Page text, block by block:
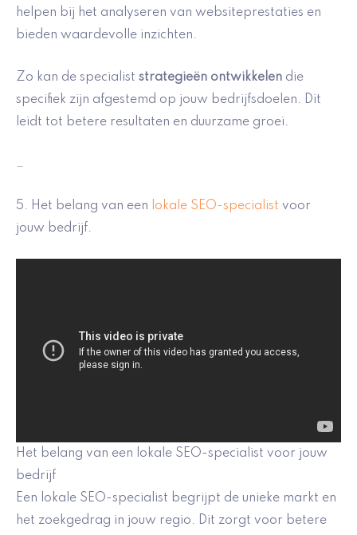
helpen bij het analyseren van websiteprestaties en
bieden waardevolle inzichten.
Zo kan de specialist strategieën ontwikkelen die
specifiek zijn afgestemd op jouw bedrijfsdoelen. Dit
leidt tot betere resultaten en duurzame groei.
…
5. Het belang van een lokale SEO-specialist voor
jouw bedrijf.
Het belang van een lokale SEO-specialist voor jouw
bedrijf
Een lokale SEO-specialist begrijpt de unieke markt en
het zoekgedrag in jouw regio. Dit zorgt voor betere